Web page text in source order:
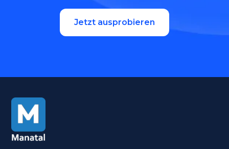
Jetzt ausprobieren